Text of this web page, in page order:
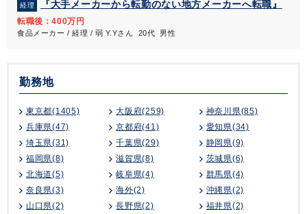
経理 『大手メーカーから転勤のない地方メーカーへ転職』
転職後：400万円
食品メーカー / 経理 / 弱 Y.Yさん 20代 男性
勤務地
東京都(1405) 大阪府(259)
神奈川県(85)
兵庫県(47)
京都府(41)
愛知県(34)
埼玉県(31)
千葉県(29)
静岡県(9)
福岡県(8)
滋賀県(8)
茨城県(6)
北海道(5)
岐阜県(4)
群馬県(4)
奈良県(3)
海外(2)
沖縄県(2)
山口県(2)
長野県(2)
福井県(2)